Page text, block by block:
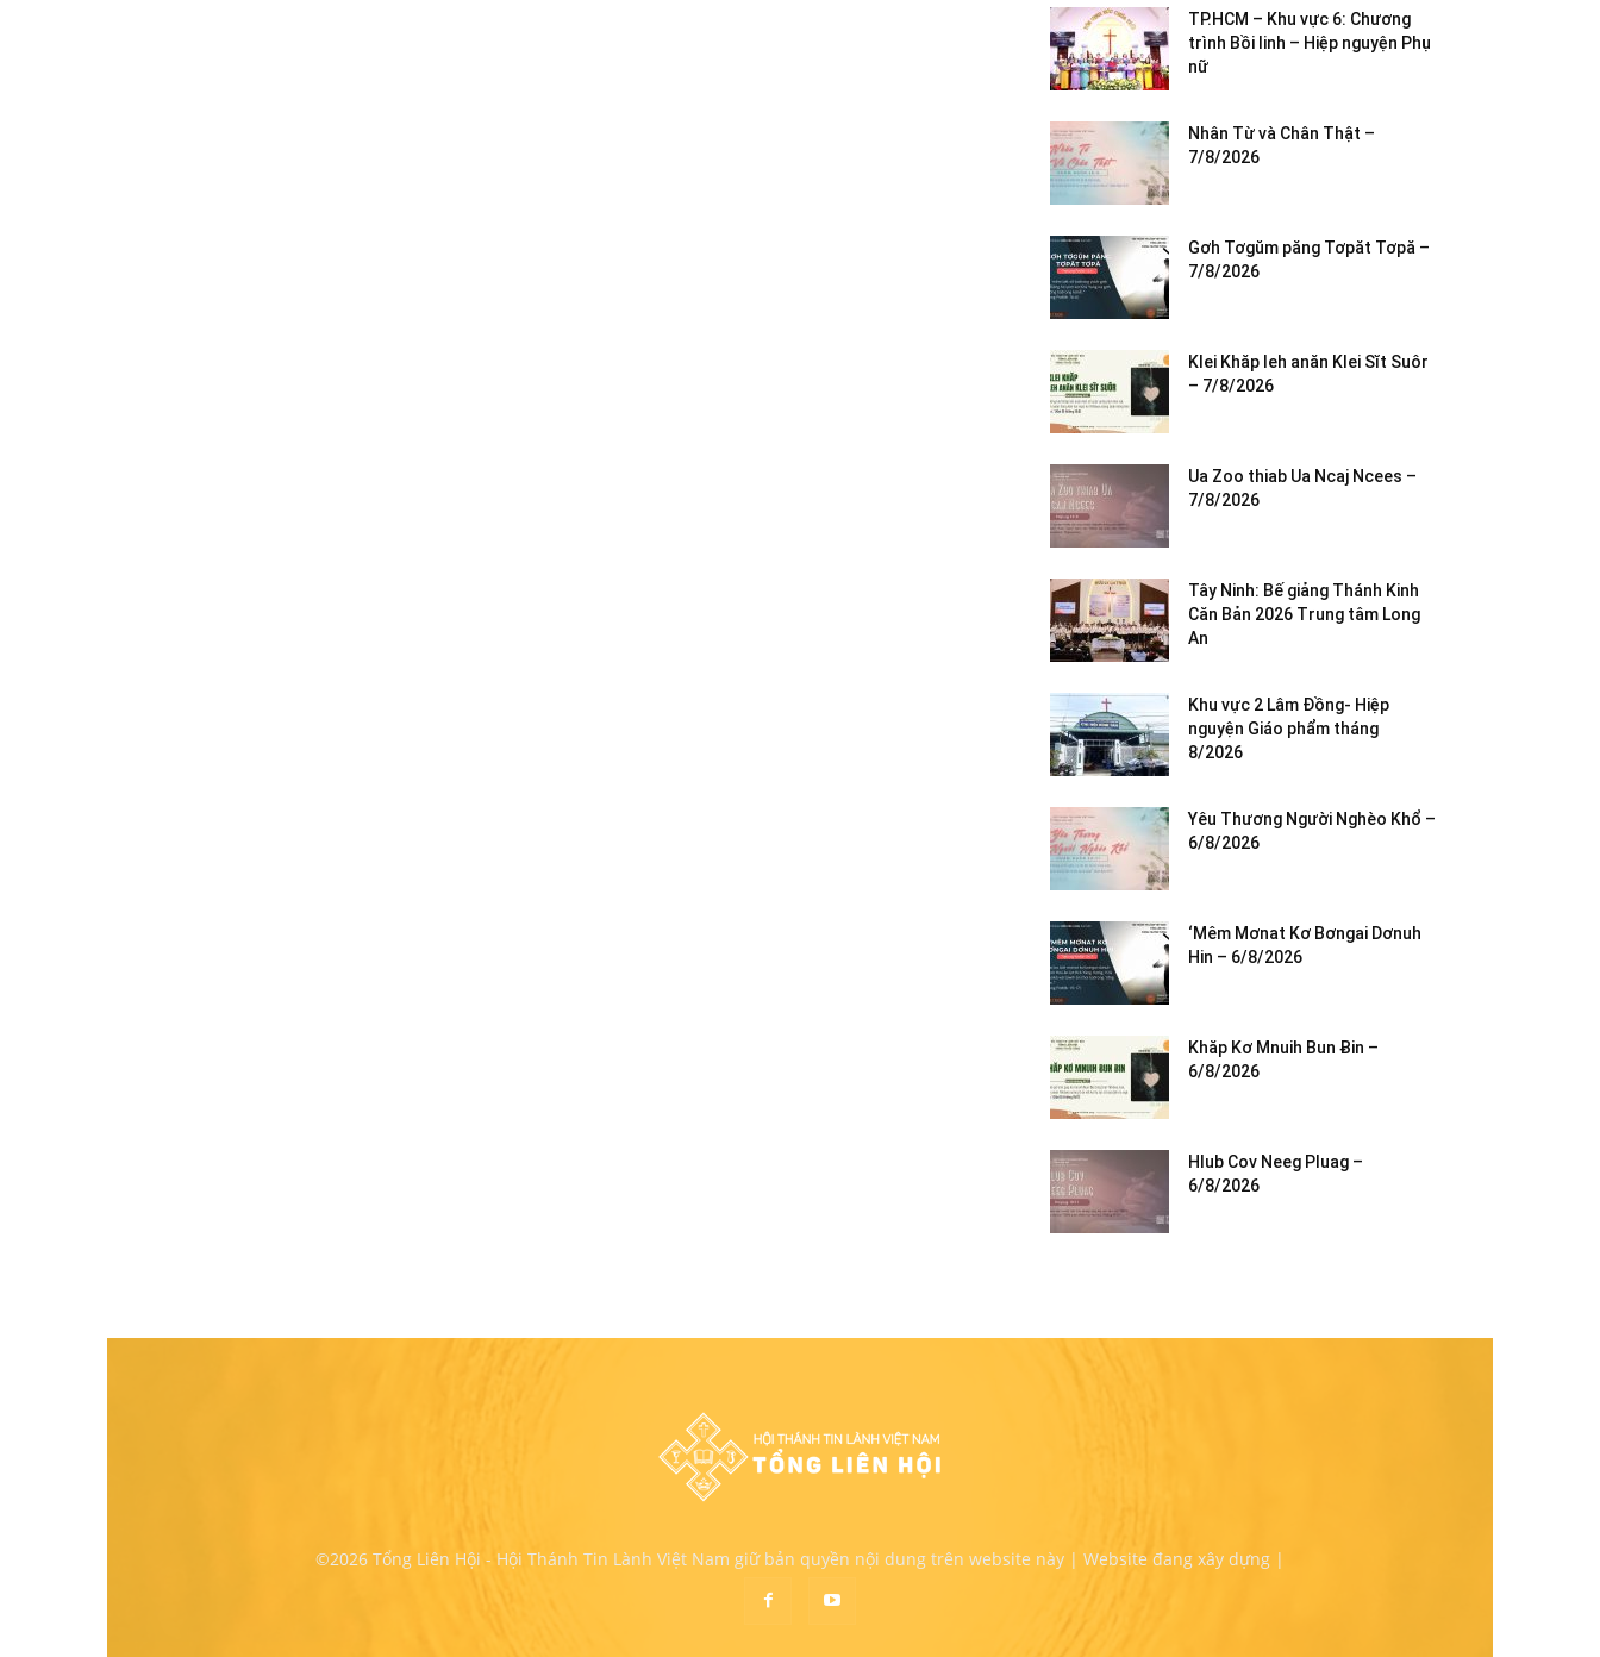
TP.HCM – Khu vực 6: Chương
trình Bồi linh – Hiệp nguyện Phụ
nữ
Nhân Từ và Chân Thật –
7/8/2026
Gơh Tơgŭm păng Tơpăt Tơpă –
7/8/2026
Klei Khăp leh anăn Klei Sĭt Suôr
– 7/8/2026
Ua Zoo thiab Ua Ncaj Ncees –
7/8/2026
Tây Ninh: Bế giảng Thánh Kinh
Căn Bản 2026 Trung tâm Long
An
Khu vực 2 Lâm Đồng- Hiệp
nguyện Giáo phẩm tháng
8/2026
Yêu Thương Người Nghèo Khổ –
6/8/2026
‘Mêm Mơnat Kơ Bơngai Dơnuh
Hin – 6/8/2026
Khăp Kơ Mnuih Bun Ƀin –
6/8/2026
Hlub Cov Neeg Pluag –
6/8/2026
©2026 Tổng Liên Hội - Hội Thánh Tin Lành Việt Nam giữ bản quyền nội dung trên website này | Website đang xây dựng |